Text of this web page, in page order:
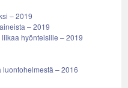
– 2019
– 2019
hyönteisille – 2019
– 2016